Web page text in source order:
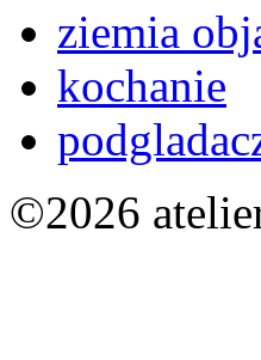
ziemia
kochanie
©2026